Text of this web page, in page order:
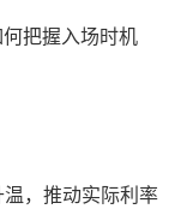
，推动实际利率